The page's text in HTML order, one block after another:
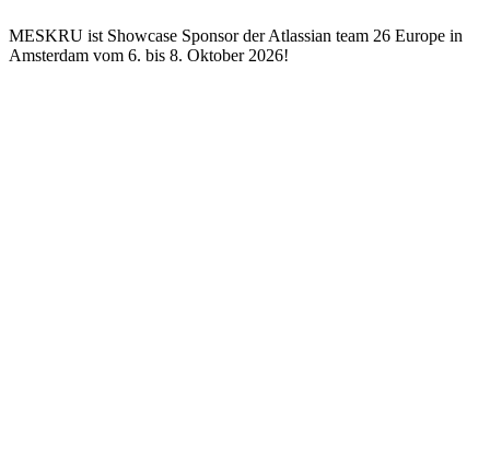
MESKRU ist Showcase Sponsor der Atlassian team 26 Europe in
Amsterdam vom 6. bis 8. Oktober 2026!